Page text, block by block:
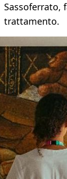
Sassoferrato,
trattamento.